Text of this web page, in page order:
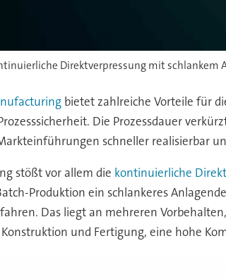
Direktverpressung mit
bietet zahlreiche Vorteile für
Die Prozessdauer
schneller realisierbar
stößt vor allem die kontinuierliche
Produktion ein schlankeres
Das liegt an mehreren
und Fertigung, eine hohe